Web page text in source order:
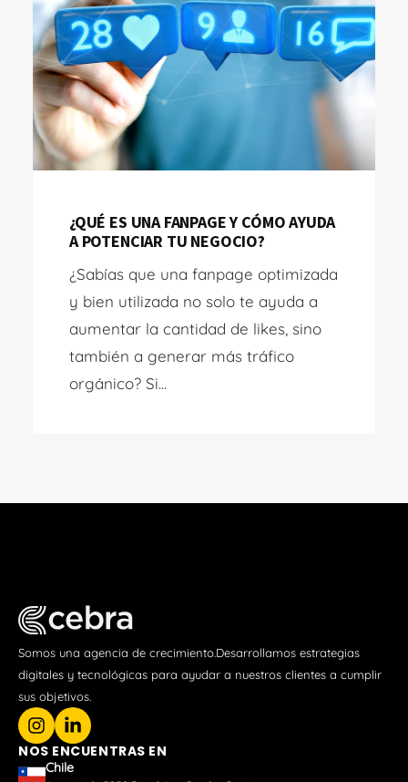
¿QUÉ ES UNA FANPAGE Y CÓMO AYUDA
A POTENCIAR TU NEGOCIO?
¿Sabías que una fanpage optimizada
y bien utilizada no solo te ayuda a
aumentar la cantidad de likes, sino
también a generar más tráfico
orgánico? Si...
Somos una agencia de crecimiento.Desarrollamos estrategias
digitales y tecnológicas para ayudar a nuestros clientes a cumplir
sus objetivos.
NOS ENCUENTRAS EN
Chile